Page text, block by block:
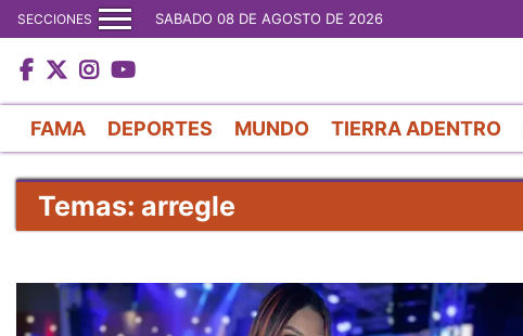
SECCIONES SABADO 08 DE AGOSTO DE 2026
FAMA DEPORTES MUNDO TIERRA ADENTRO
Temas: arregle